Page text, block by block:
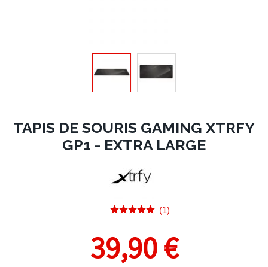
TAPIS DE SOURIS GAMING XTRFY
GP1 - EXTRA LARGE
(1)
39,90 €